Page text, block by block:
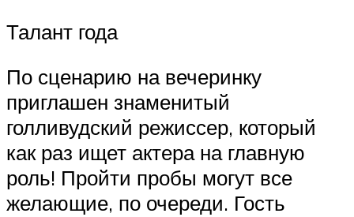
Талант года
По сценарию на вечеринку
приглашен знаменитый
голливудский режиссер, который
как раз ищет актера на главную
роль! Пройти пробы могут все
желающие, по очереди. Гость